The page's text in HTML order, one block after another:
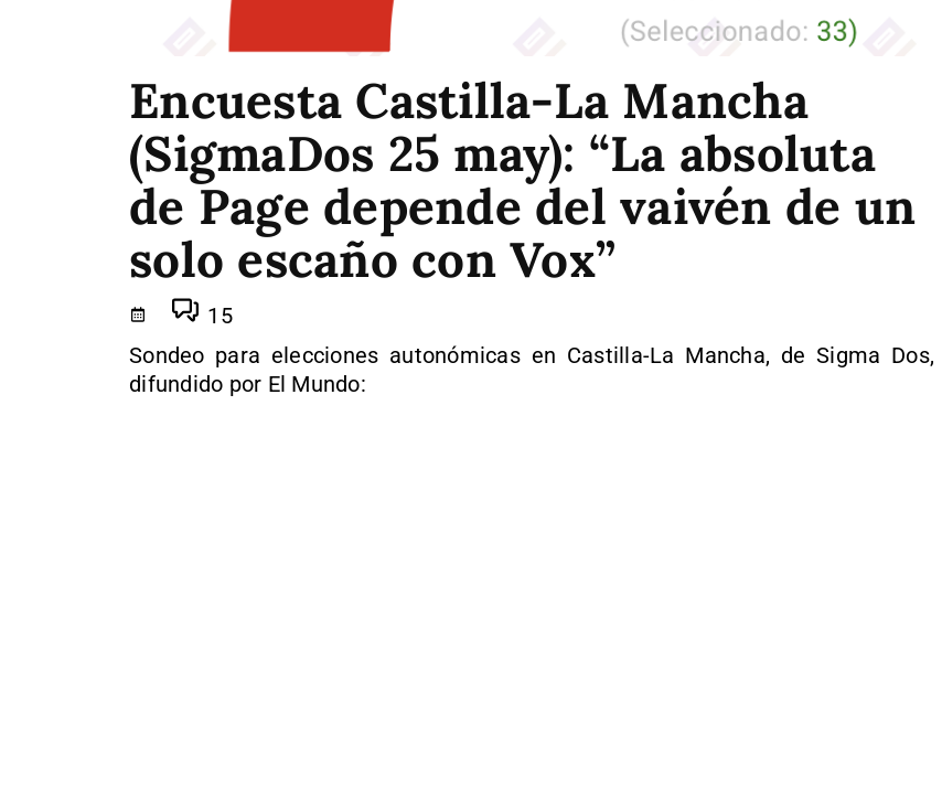
Encuesta Castilla-La Mancha
(SigmaDos 25 may): “La absoluta
de Page depende del vaivén de un
solo escaño con Vox”
15
Sondeo para elecciones autonómicas en Castilla-La Mancha, de Sigma Dos,
difundido por El Mundo: